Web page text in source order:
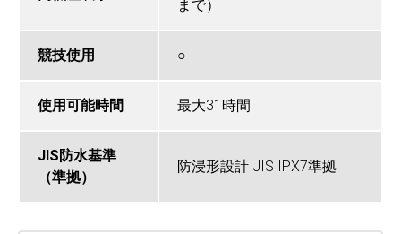
まで）
競技使用 ○
使用可能時間 最大31時間
JIS防水基準
（準拠）
防浸形設計 JIS IPX7準拠